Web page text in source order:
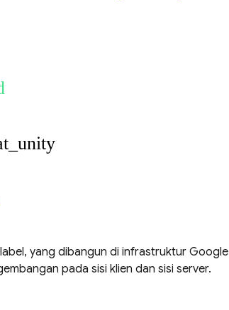
yang dibangun di infrastruktur Google
pada sisi klien dan sisi server.